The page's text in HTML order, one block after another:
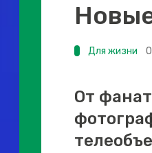
Для жизни
От